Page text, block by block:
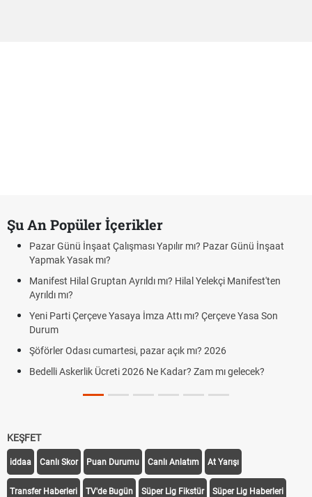
Şu An Popüler İçerikler
Pazar Günü İnşaat Çalışması Yapılır mı? Pazar Günü İnşaat
Yapmak Yasak mı?
Manifest Hilal Gruptan Ayrıldı mı? Hilal Yelekçi Manifest'ten
Ayrıldı mı?
Yeni Parti Çerçeve Yasaya İmza Attı mı? Çerçeve Yasa Son
Durum
Şöförler Odası cumartesi, pazar açık mı? 2026
Bedelli Askerlik Ücreti 2026 Ne Kadar? Zam mı gelecek?
KEŞFET
iddaa Canlı Skor Puan Durumu Canlı Anlatım At Yarışı
Transfer Haberleri TV'de Bugün Süper Lig Fikstür Süper Lig Haberleri